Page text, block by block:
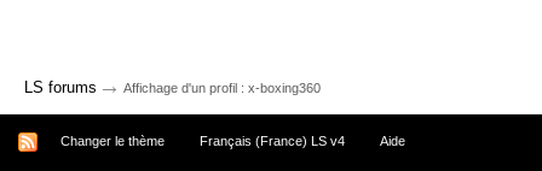
LS forums → Affichage d'un profil : x-boxing360
Changer le thème Français (France) LS v4 Aide